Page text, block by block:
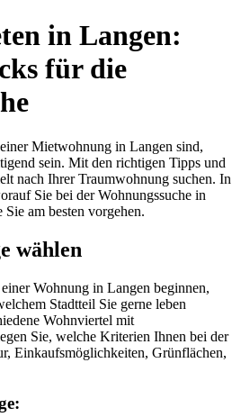
in Langen:
für die
Mietwohnung in Langen sind,
sein. Mit den richtigen Tipps und
nach Ihrer Traumwohnung suchen. In
Sie bei der Wohnungssuche in
am besten vorgehen.
wählen
Wohnung in Langen beginnen,
Stadtteil Sie gerne leben
Wohnviertel mit
Sie, welche Kriterien Ihnen bei der
Einkaufsmöglichkeiten, Grünflächen,